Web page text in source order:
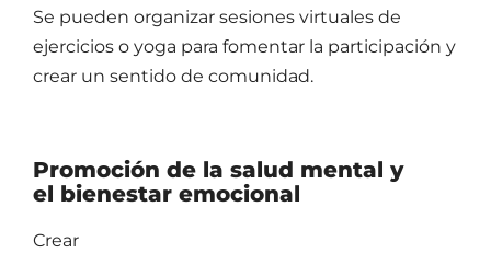
Se pueden organizar sesiones virtuales de
ejercicios o yoga para fomentar la participación y
crear un sentido de comunidad.
Promoción de la salud mental y
el bienestar emocional
Crear